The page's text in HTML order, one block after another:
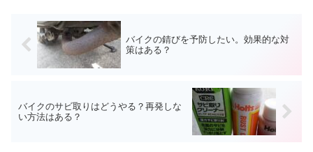
バイクの錆びを予防したい。効果的な対
策はある？
バイクのサビ取りはどうやる？再発しな
い方法はある？